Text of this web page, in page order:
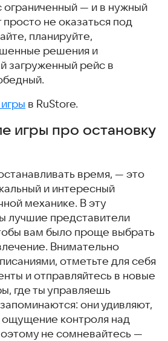
ограниченный — и в нужный
не оказаться под
планируйте,
решения и
загруженный рейс в
в RuStore.
игры про остановку
время, — это
и интересный
механике. В эту
лучшие представители
вам было проще выбрать
Внимательно
отметьте для себя
и отправляйтесь в новые
где ты управляешь
они удивляют,
ощущение контроля над
не сомневайтесь —